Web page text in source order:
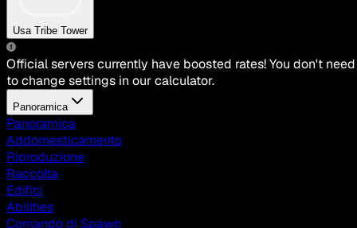
Usa Tribe Tower
Official servers currently have boosted rates! You don't need
to change settings in our calculator.
Panoramica
Panoramica
Addomesticamento
Riproduzione
Raccolta
Edifici
Abilities
Comando di Spawn